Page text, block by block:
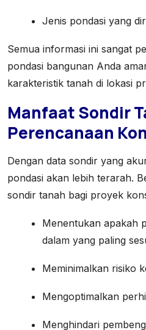
Jenis pondasi yang
Semua informasi ini sangat
pondasi bangunan Anda
karakteristik tanah di lokasi
Manfaat Sondir
Perencanaan
Dengan data sondir yang
pondasi akan lebih terarah.
sondir tanah bagi proyek
Menentukan apakah
dalam yang paling
Meminimalkan risiko
Mengoptimalkan
Menghindari